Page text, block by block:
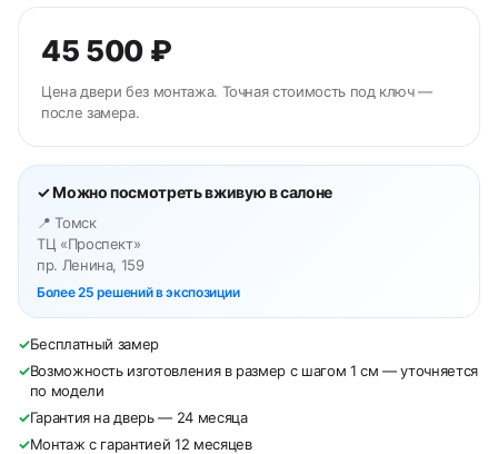
45 500 ₽
Цена двери без монтажа. Точная стоимость под ключ —
после замера.
✓ Можно посмотреть вживую в салоне
📍 Томск
ТЦ «Проспект»
пр. Ленина, 159
Более 25 решений в экспозиции
✓Бесплатный замер
✓Возможность изготовления в размер с шагом 1 см — уточняется
по модели
✓Гарантия на дверь — 24 месяца
✓Монтаж с гарантией 12 месяцев